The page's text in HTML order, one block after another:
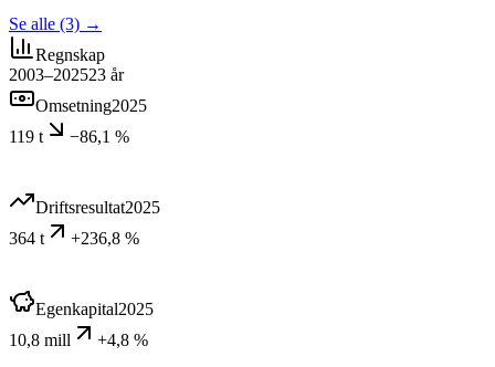
Se alle (3) →
Regnskap
2003–202523 år
Omsetning2025
119 t
−86,1 %
Driftsresultat2025
364 t
+236,8 %
Egenkapital2025
10,8 mill
+4,8 %